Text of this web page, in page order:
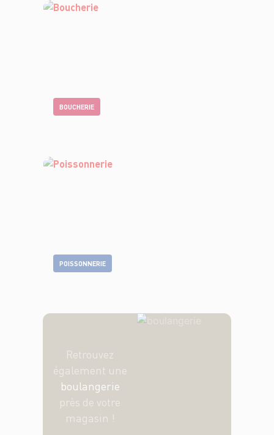
BOUCHERIE
POISSONNERIE
Retrouvez
également une
boulangerie
près de votre
magasin !